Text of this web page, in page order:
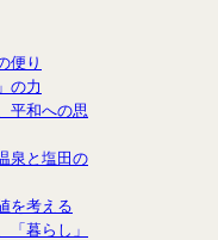
便り
の力
平和への思
泉と塩田の
を考える
「暮らし」